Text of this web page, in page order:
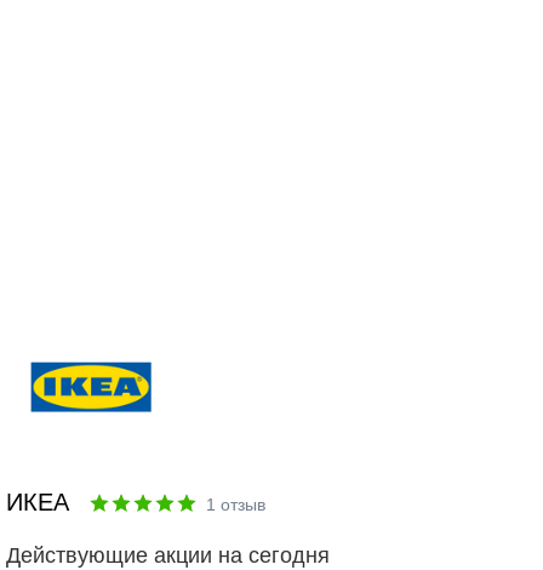
ИКЕА 1 отзыв
Действующие акции на сегодня